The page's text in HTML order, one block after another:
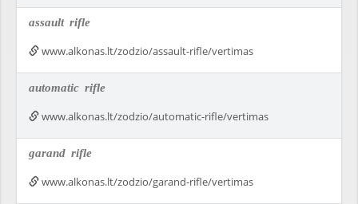
assault rifle
www.alkonas.lt/zodzio/assault-rifle/vertimas
automatic rifle
www.alkonas.lt/zodzio/automatic-rifle/vertimas
garand rifle
www.alkonas.lt/zodzio/garand-rifle/vertimas